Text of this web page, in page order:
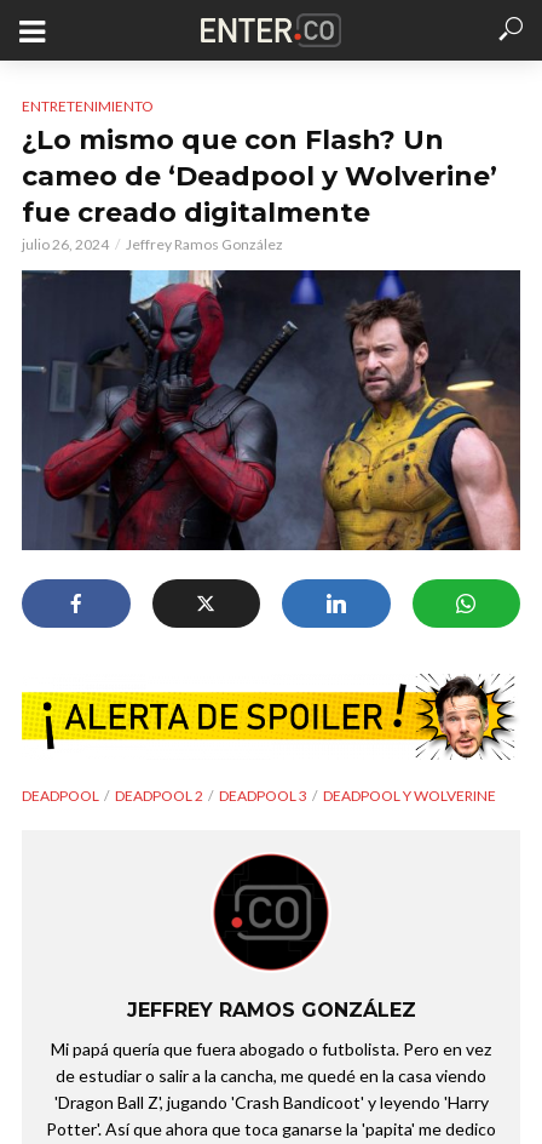
ENTRETENIMIENTO
¿Lo mismo que con Flash? Un
cameo de ‘Deadpool y Wolverine’
fue creado digitalmente
julio 26, 2024 Jeffrey Ramos González
DEADPOOL DEADPOOL 2 DEADPOOL 3 DEADPOOL Y WOLVERINE
JEFFREY RAMOS GONZÁLEZ
Mi papá quería que fuera abogado o futbolista. Pero en vez
de estudiar o salir a la cancha, me quedé en la casa viendo
'Dragon Ball Z', jugando 'Crash Bandicoot' y leyendo 'Harry
Potter'. Así que ahora que toca ganarse la 'papita' me dedico